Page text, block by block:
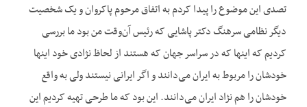
تصدی این موضوع را پیدا کردم به اتفاق مرحوم پاکروان و یک شخصیت
دیگر نظامی سرهنگ دکتر پاشایی که رئیس آن‌وقت من بود ما بررسی
کردیم که اینها که در سراسر جهان که هستند از لحاظ نژادی خود اینها
خودشان را مربوط به ایران می‌دانند و اگر ایرانی نیستند ولی به واقع
خودشان را هم نژاد ایران می‌دانند. این بود که ما طرحی تهیه کردیم این